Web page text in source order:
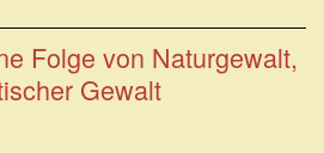
Folge von Naturgewalt,
Gewalt